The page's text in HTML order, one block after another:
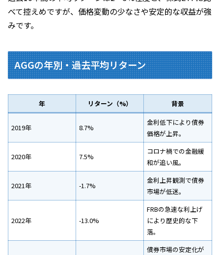
べて控えめですが、価格変動の少なさや安定的な収益が強
みです。
AGGの年別・過去平均リターン
年 リターン（%） 背景
2019年 8.7%
金利低下により債券
価格が上昇。
2020年 7.5%
コロナ禍での金融緩
和が追い風。
2021年 -1.7%
金利上昇観測で債券
市場が低迷。
2022年 -13.0%
FRBの急速な利上げ
により歴史的な下
落。
債券市場の安定化が